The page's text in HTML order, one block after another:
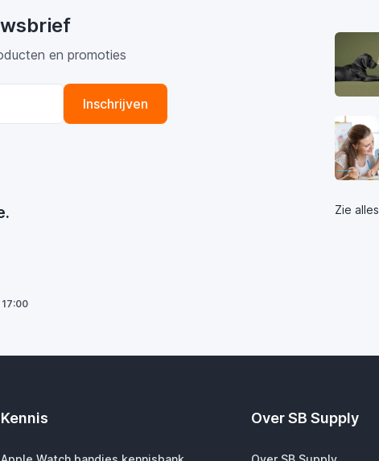
en promoties
Inschrijven
Zie alles
Kennis Over SB Supply